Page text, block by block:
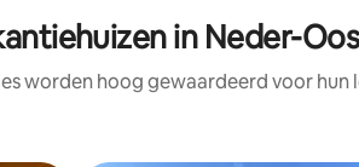
in Neder-
worden hoog gewaardeerd voor hun